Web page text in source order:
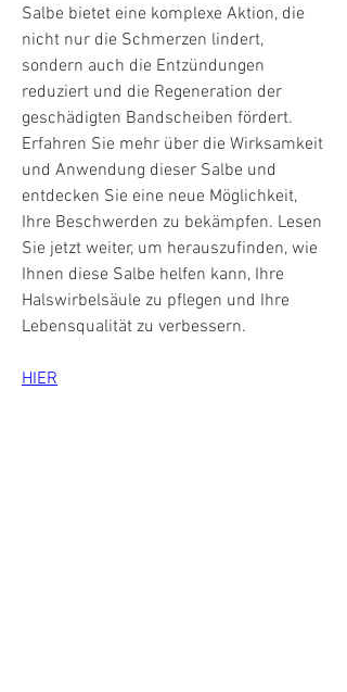
Salbe bietet eine komplexe Aktion, die
nicht nur die Schmerzen lindert,
sondern auch die Entzündungen
reduziert und die Regeneration der
geschädigten Bandscheiben fördert.
Erfahren Sie mehr über die Wirksamkeit
und Anwendung dieser Salbe und
entdecken Sie eine neue Möglichkeit,
Ihre Beschwerden zu bekämpfen. Lesen
Sie jetzt weiter, um herauszufinden, wie
Ihnen diese Salbe helfen kann, Ihre
Halswirbelsäule zu pflegen und Ihre
Lebensqualität zu verbessern.
HIER